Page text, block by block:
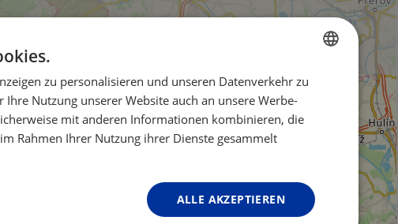
ENGLISH
FRENCH
zu personalisieren und unseren Datenverkehr zu
Nutzung unserer Website auch an unsere Werbe-
mit anderen Informationen kombinieren, die
Rahmen Ihrer Nutzung ihrer Dienste gesammelt
ALLE AKZEPTIEREN